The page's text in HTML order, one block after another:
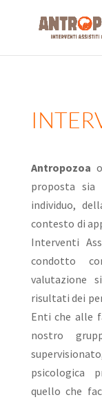
Antropozoa
proposta
individuo,
contesto di
Interventi
condotto
valutazione
risultati dei
Enti che alle
nostro
psicologica
quello che